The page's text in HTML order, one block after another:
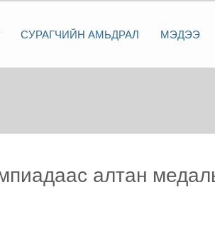
СУРАГЧИЙН АМЬДРАЛ МЭДЭЭ
алтан